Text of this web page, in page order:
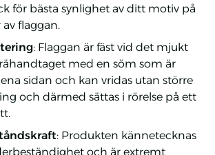
för bästa synlighet av ditt motiv på
flaggan.
: Flaggan är fäst vid det mjukt
med en söm som är
sidan och kan vridas utan större
och därmed sättas i rörelse på ett
: Produkten kännetecknas
och är extremt